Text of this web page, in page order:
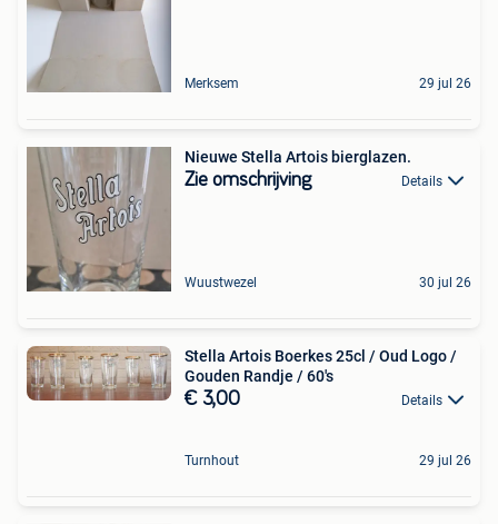
Merksem 29 jul 26
Nieuwe Stella Artois bierglazen.
Zie omschrijving Details
Wuustwezel 30 jul 26
Stella Artois Boerkes 25cl / Oud Logo /
Gouden Randje / 60's
€ 3,00 Details
Turnhout 29 jul 26